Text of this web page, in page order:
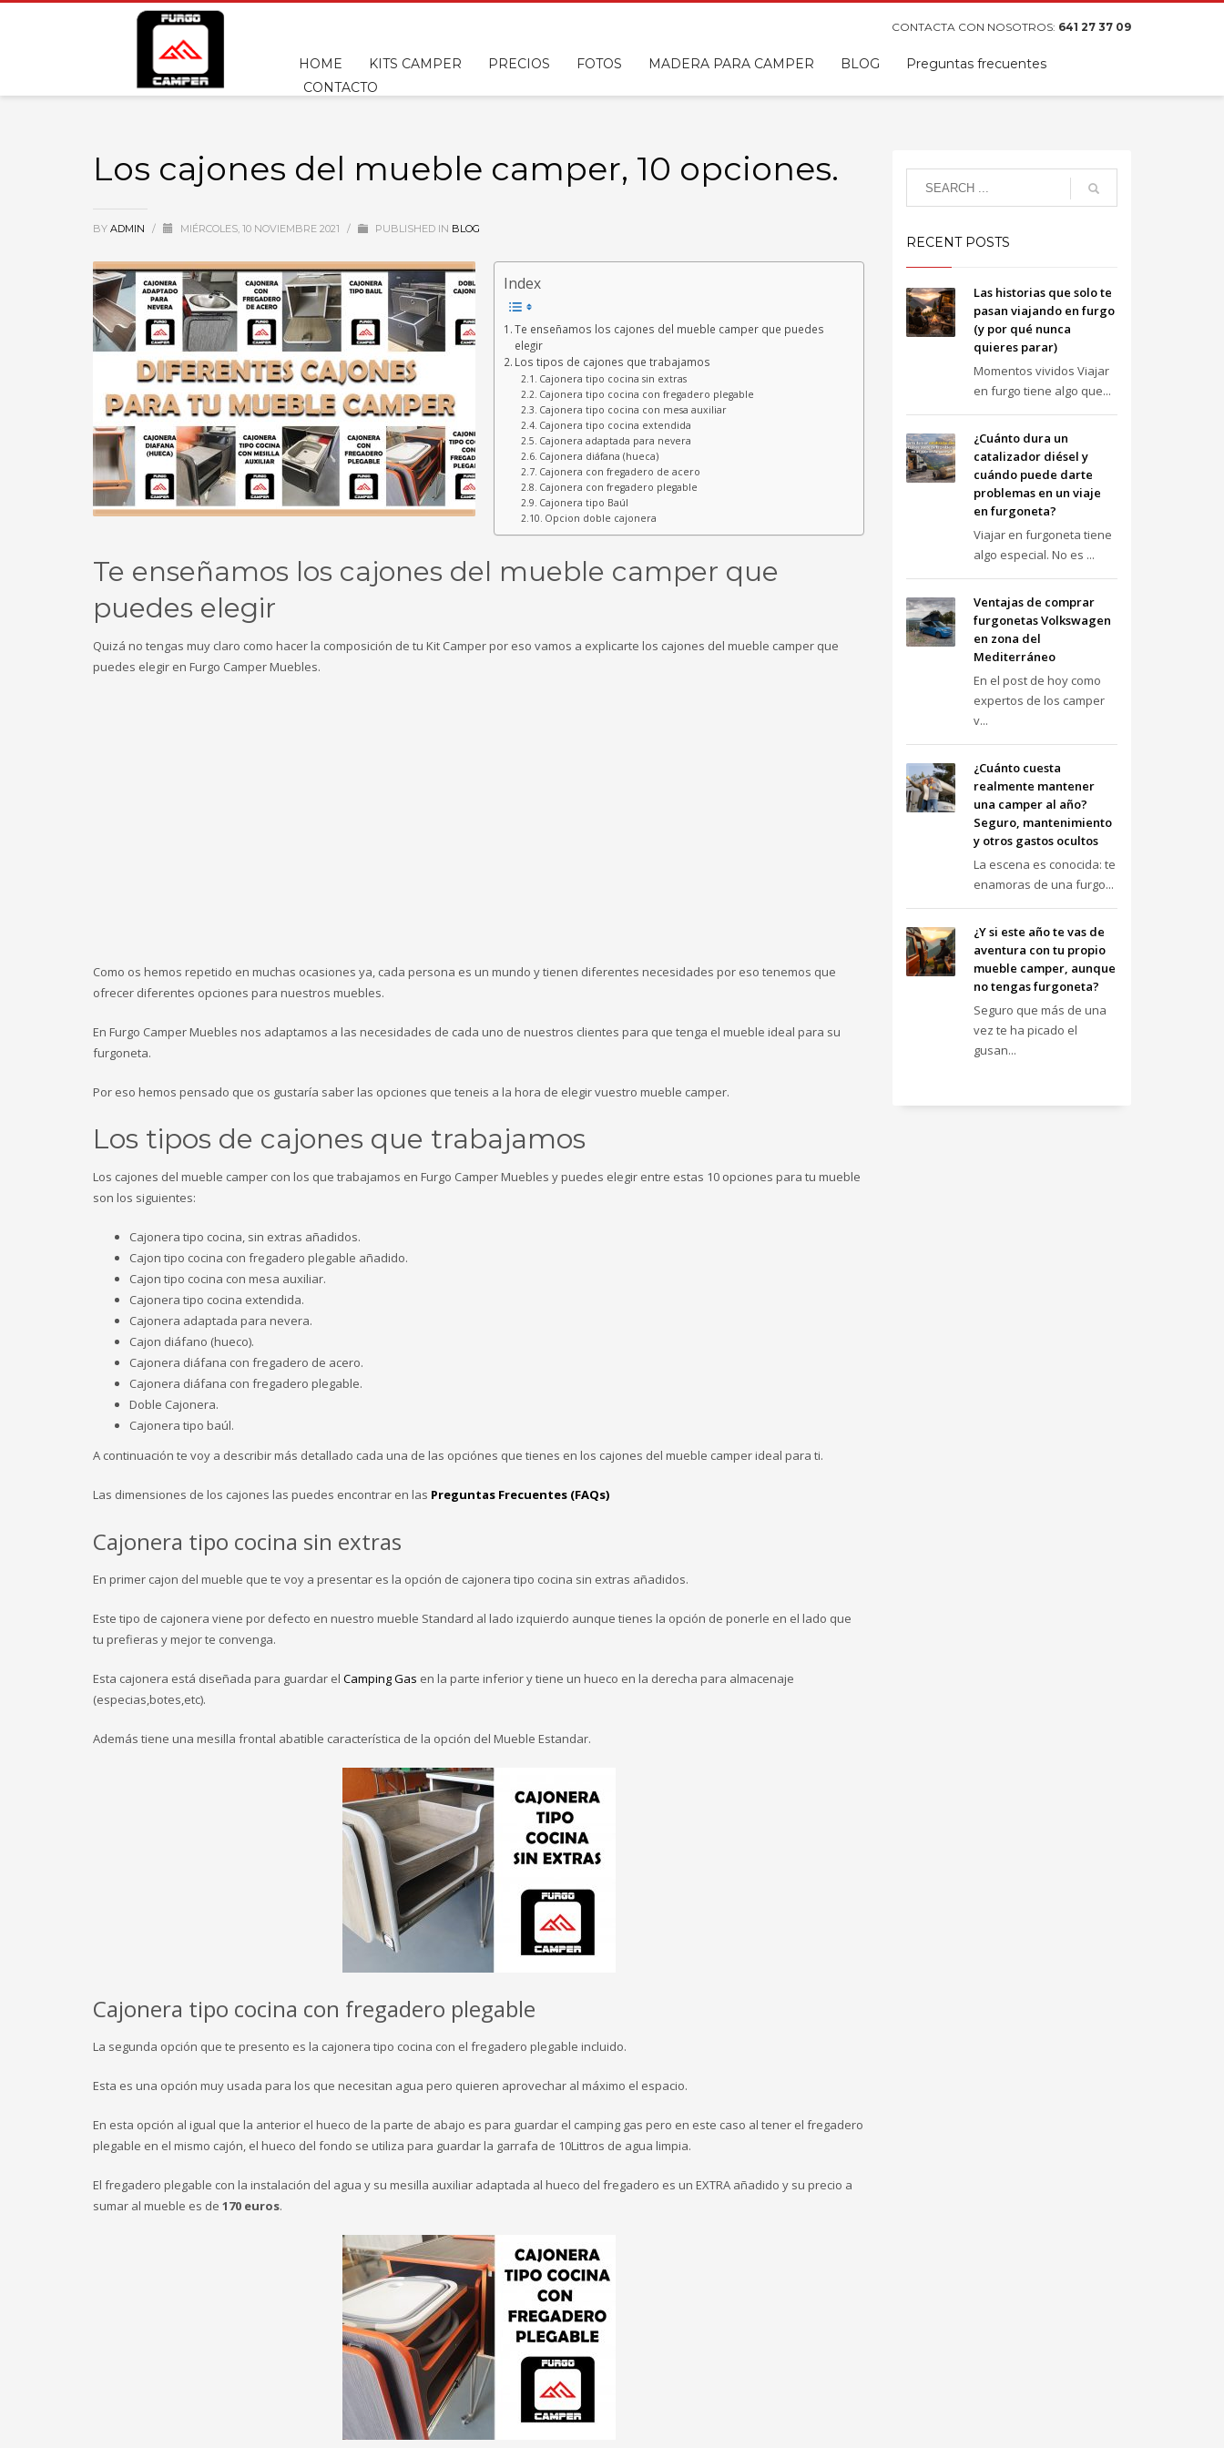
CONTACTA CON NOSOTROS: 641 27 37 09
HOME KITS CAMPER PRECIOS FOTOS MADERA PARA CAMPER BLOG
Preguntas frecuentes
CONTACTO
Los cajones del mueble camper, 10 opciones.
BY ADMIN / MIÉRCOLES, 10 NOVIEMBRE 2021 / PUBLISHED IN BLOG
Index
Te enseñamos los cajones del mueble camper que puedes
elegir
Los tipos de cajones que trabajamos
Cajonera tipo cocina sin extras
Cajonera tipo cocina con fregadero plegable
Cajonera tipo cocina con mesa auxiliar
Cajonera tipo cocina extendida
Cajonera adaptada para nevera
Cajonera diáfana (hueca)
Cajonera con fregadero de acero
Cajonera con fregadero plegable
Cajonera tipo Baúl
Opcion doble cajonera
Te enseñamos los cajones del mueble camper que
puedes elegir
Quizá no tengas muy claro como hacer la composición de tu Kit Camper por eso vamos a explicarte los cajones del mueble camper que
puedes elegir en Furgo Camper Muebles.
Como os hemos repetido en muchas ocasiones ya, cada persona es un mundo y tienen diferentes necesidades por eso tenemos que
ofrecer diferentes opciones para nuestros muebles.
En Furgo Camper Muebles nos adaptamos a las necesidades de cada uno de nuestros clientes para que tenga el mueble ideal para su
furgoneta.
Por eso hemos pensado que os gustaría saber las opciones que teneis a la hora de elegir vuestro mueble camper.
Los tipos de cajones que trabajamos
Los cajones del mueble camper con los que trabajamos en Furgo Camper Muebles y puedes elegir entre estas 10 opciones para tu mueble
son los siguientes:
Cajonera tipo cocina, sin extras añadidos.
Cajon tipo cocina con fregadero plegable añadido.
Cajon tipo cocina con mesa auxiliar.
Cajonera tipo cocina extendida.
Cajonera adaptada para nevera.
Cajon diáfano (hueco).
Cajonera diáfana con fregadero de acero.
Cajonera diáfana con fregadero plegable.
Doble Cajonera.
Cajonera tipo baúl.
A continuación te voy a describir más detallado cada una de las opciónes que tienes en los cajones del mueble camper ideal para ti.
Las dimensiones de los cajones las puedes encontrar en las Preguntas Frecuentes (FAQs)
Cajonera tipo cocina sin extras
En primer cajon del mueble que te voy a presentar es la opción de cajonera tipo cocina sin extras añadidos.
Este tipo de cajonera viene por defecto en nuestro mueble Standard al lado izquierdo aunque tienes la opción de ponerle en el lado que
tu prefieras y mejor te convenga.
Esta cajonera está diseñada para guardar el Camping Gas en la parte inferior y tiene un hueco en la derecha para almacenaje
(especias,botes,etc).
Además tiene una mesilla frontal abatible característica de la opción del Mueble Estandar.
Cajonera tipo cocina con fregadero plegable
La segunda opción que te presento es la cajonera tipo cocina con el fregadero plegable incluido.
Esta es una opción muy usada para los que necesitan agua pero quieren aprovechar al máximo el espacio.
En esta opción al igual que la anterior el hueco de la parte de abajo es para guardar el camping gas pero en este caso al tener el fregadero
plegable en el mismo cajón, el hueco del fondo se utiliza para guardar la garrafa de 10Littros de agua limpia.
El fregadero plegable con la instalación del agua y su mesilla auxiliar adaptada al hueco del fregadero es un EXTRA añadido y su precio a
sumar al mueble es de 170 euros.
RECENT POSTS
Las historias que solo te
pasan viajando en furgo
(y por qué nunca
quieres parar)
Momentos vividos Viajar
en furgo tiene algo que...
¿Cuánto dura un
catalizador diésel y
cuándo puede darte
problemas en un viaje
en furgoneta?
Viajar en furgoneta tiene
algo especial. No es ...
Ventajas de comprar
furgonetas Volkswagen
en zona del
Mediterráneo
En el post de hoy como
expertos de los camper
v...
¿Cuánto cuesta
realmente mantener
una camper al año?
Seguro, mantenimiento
y otros gastos ocultos
La escena es conocida: te
enamoras de una furgo...
¿Y si este año te vas de
aventura con tu propio
mueble camper, aunque
no tengas furgoneta?
Seguro que más de una
vez te ha picado el
gusan...